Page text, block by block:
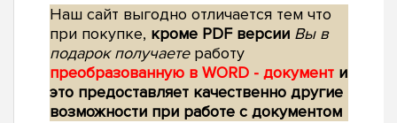
Наш сайт выгодно отличается тем что
при покупке, кроме PDF версии Вы в
подарок получаетеработу
преобразованную в WORD - документ и
это предоставляет качественно другие
возможности при работе с документом